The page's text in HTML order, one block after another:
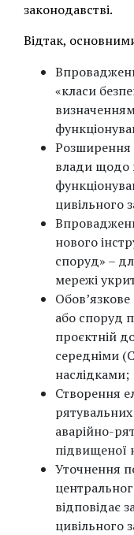
законодавстві.
Відтак,
«класи
Розширення
влади щодо
цивільного
нового
споруд» –
мережі
або споруд
проєктній
середніми
наслідками;
Створення
рятувальних
аварійно-
підвищеної
Уточнення
відповідає
цивільного